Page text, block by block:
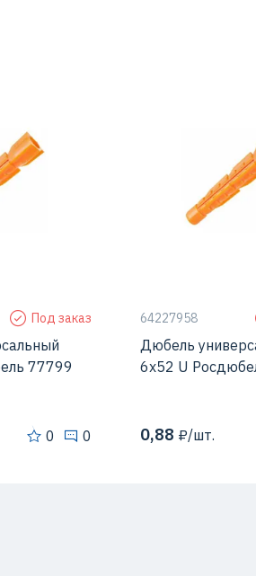
Под заказ
77799
0 0
Диаметр
Исполнение
64227958
Дюбель
6х52 U
0,88 ₽/шт.